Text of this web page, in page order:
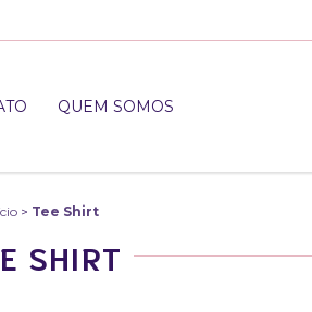
QUEM SOMOS
> Tee Shirt
SHIRT